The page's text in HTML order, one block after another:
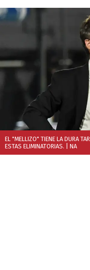
EL "MELLIZO" TIENE LA DURA
ESTAS ELIMINATORIAS. | NA